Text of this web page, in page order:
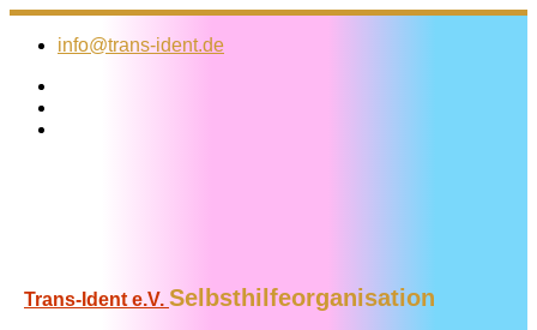
Zum
Inhalt
info@trans-ident.de
Trans-Ident e.V. Selbsthilfeorganisation